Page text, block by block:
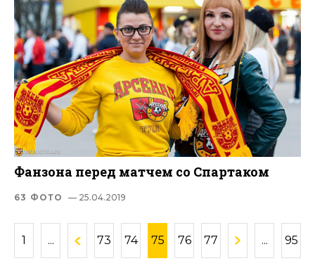
Фанзона перед матчем со Спартаком
63 ФОТО — 25.04.2019
1 ... 73 74 75 76 77 ... 95